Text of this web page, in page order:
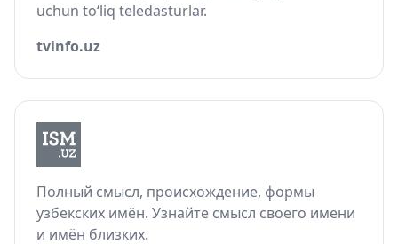
uchun to‘liq teledasturlar.
tvinfo.uz
Полный смысл, происхождение, формы
узбекских имён. Узнайте смысл своего имени
и имён близких.